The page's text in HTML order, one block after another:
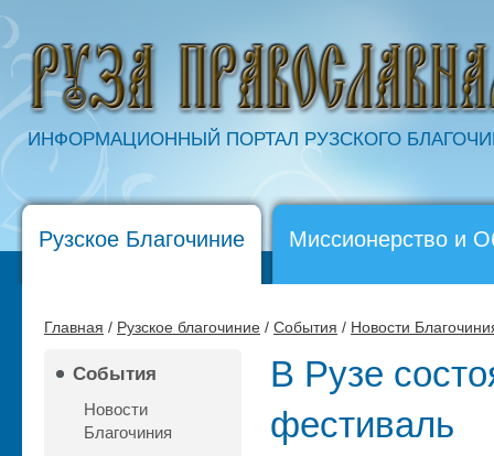
ИНФОРМАЦИОННЫЙ ПОРТАЛ РУЗСКОГО
Рузское Благочиние Миссионерство и
Главная / Рузское благочиние / События / Новости
События
Новости
Благочиния
В Рузе
фестиваль